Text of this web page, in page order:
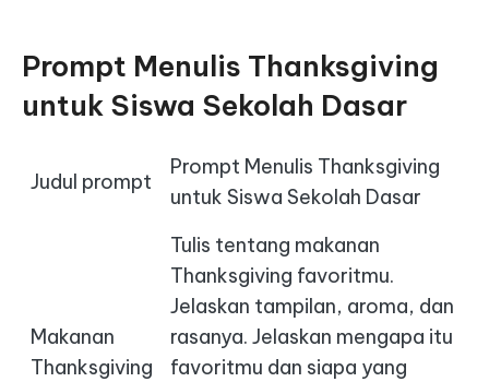
Prompt Menulis Thanksgiving
untuk Siswa Sekolah Dasar
Judul prompt
Prompt Menulis Thanksgiving
untuk Siswa Sekolah Dasar
Makanan
Thanksgiving
Tulis tentang makanan
Thanksgiving favoritmu.
Jelaskan tampilan, aroma, dan
rasanya. Jelaskan mengapa itu
favoritmu dan siapa yang